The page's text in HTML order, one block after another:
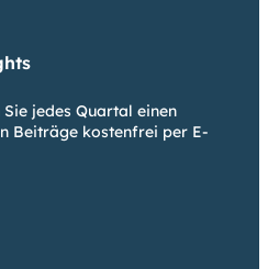
jedes Quartal einen
Beiträge kostenfrei per E-